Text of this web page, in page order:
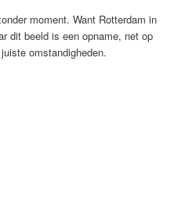
moment. Want Rotterdam in
dit beeld is een opname, net op
omstandigheden.